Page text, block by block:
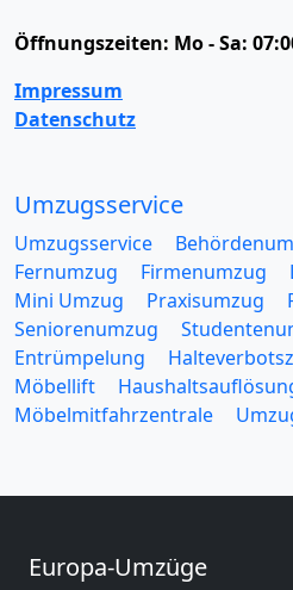
Öffnungszeiten: Mo - Sa:
Impressum
Datenschutz
Umzugsservice
Umzugsservice
Fernumzug
Firmenumzug
Mini Umzug
Praxisumzug
Seniorenumzug
Entrümpelung
Möbellift
Möbelmitfahrzentrale
Europa-Umzüge